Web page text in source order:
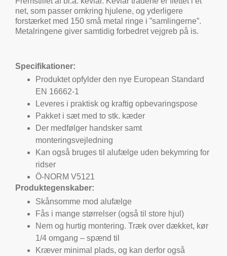
net, som passer omkring hjulene, og yderligere
forstærket med 150 små metal ringe i ”samlingerne”.
Metalringene giver samtidig forbedret vejgreb på is.
Specifikationer:
Produktet opfylder den nye European Standard
EN 16662-1
Leveres i praktisk og kraftig opbevaringspose
Pakket i sæt med to stk. kæder
Der medfølger handsker samt
monteringsvejledning
Kan også bruges til alufælge uden bekymring for
ridser
Ö-NORM V5121
Produktegenskaber:
Skånsomme mod alufælge
Fås i mange størrelser (også til store hjul)
Nem og hurtig montering. Træk over dækket, kør
1/4 omgang – spænd til
Kræver minimal plads, og kan derfor også